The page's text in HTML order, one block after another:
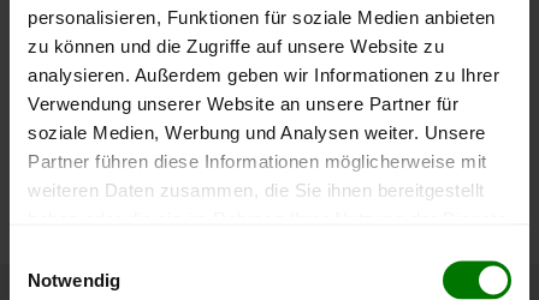
personalisieren, Funktionen für soziale Medien anbieten
zu können und die Zugriffe auf unsere Website zu
analysieren. Außerdem geben wir Informationen zu Ihrer
Verwendung unserer Website an unsere Partner für
soziale Medien, Werbung und Analysen weiter. Unsere
Partner führen diese Informationen möglicherweise mit
weiteren Daten zusammen, die Sie ihnen bereitgestellt
Notwendig
lose Ware Sackware
September
Januar
Mai
250 €
Die aktuelle Preisentwicklung für Holzpellets in Deutschland
können Sie jederzeit auf unsererPelletspreise-Seite
nachvollziehen.